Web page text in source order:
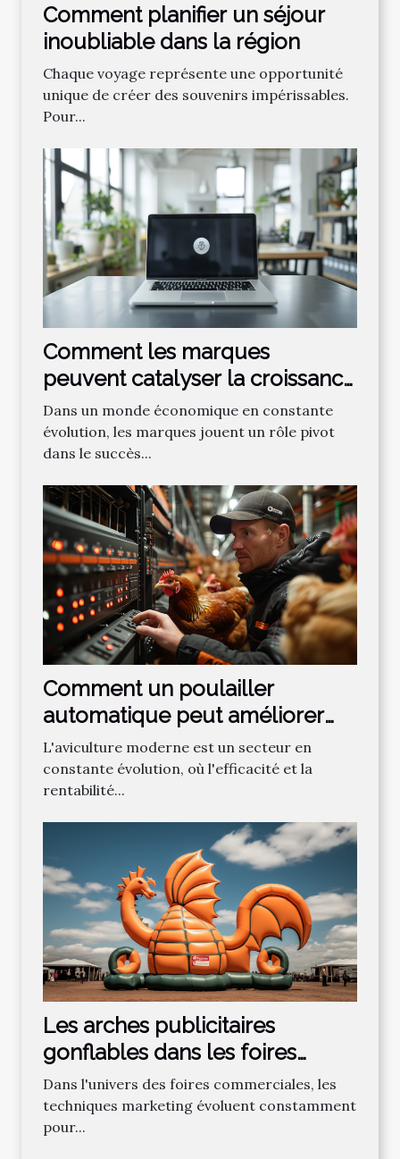
Comment planifier un séjour
inoubliable dans la région
Chaque voyage représente une opportunité
unique de créer des souvenirs impérissables.
Pour...
Comment les marques
peuvent catalyser la croissance
des entreprises
Dans un monde économique en constante
évolution, les marques jouent un rôle pivot
dans le succès...
Comment un poulailler
automatique peut améliorer
l’efficacité et la rentabilité de
votre exploitation avicole
L'aviculture moderne est un secteur en
constante évolution, où l'efficacité et la
rentabilité...
Les arches publicitaires
gonflables dans les foires
commerciales : Un atout ou un
désavantage ?
Dans l'univers des foires commerciales, les
techniques marketing évoluent constamment
pour...